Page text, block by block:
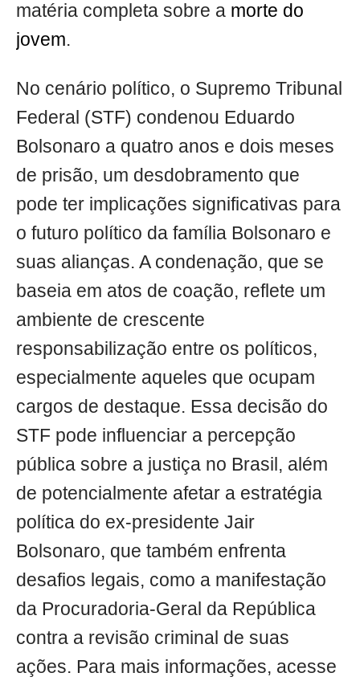
matéria completa sobre a morte do
jovem.
No cenário político, o Supremo Tribunal
Federal (STF) condenou Eduardo
Bolsonaro a quatro anos e dois meses
de prisão, um desdobramento que
pode ter implicações significativas para
o futuro político da família Bolsonaro e
suas alianças. A condenação, que se
baseia em atos de coação, reflete um
ambiente de crescente
responsabilização entre os políticos,
especialmente aqueles que ocupam
cargos de destaque. Essa decisão do
STF pode influenciar a percepção
pública sobre a justiça no Brasil, além
de potencialmente afetar a estratégia
política do ex-presidente Jair
Bolsonaro, que também enfrenta
desafios legais, como a manifestação
da Procuradoria-Geral da República
contra a revisão criminal de suas
ações. Para mais informações, acesse